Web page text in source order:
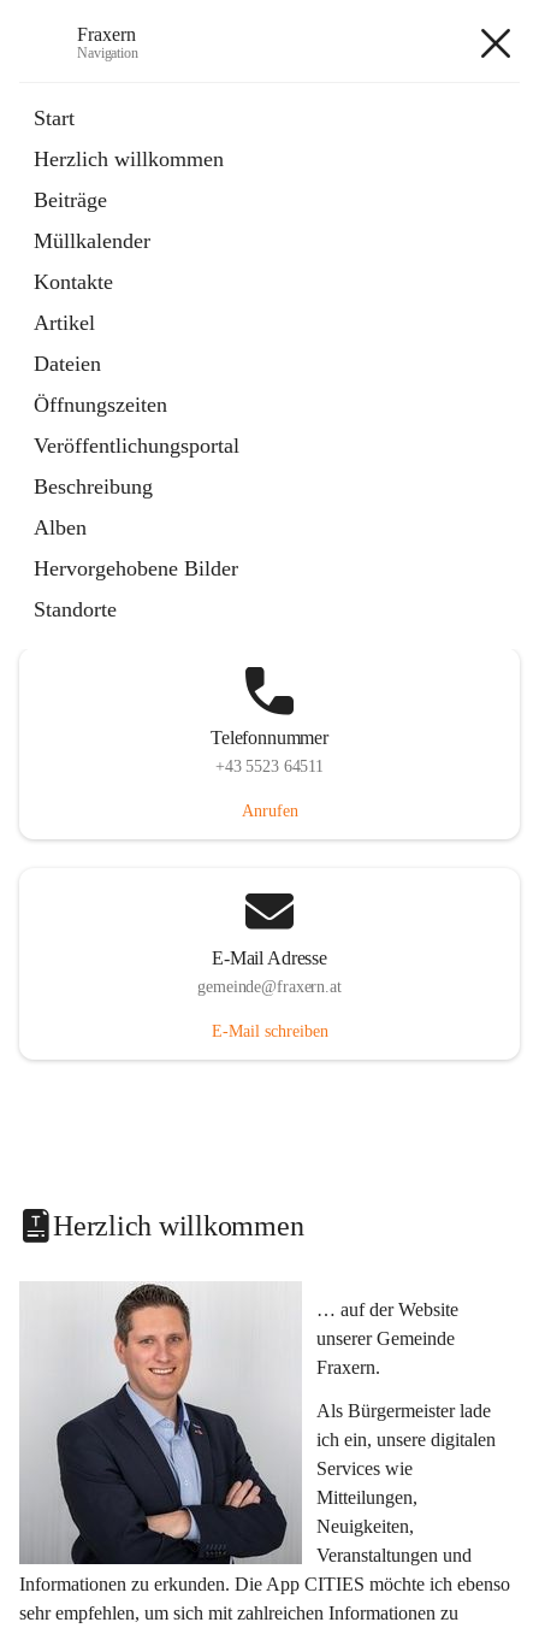
Fraxern
Navigation
Start
Herzlich willkommen
Beiträge
Müllkalender
Kontakte
Artikel
Dateien
Öffnungszeiten
Veröffentlichungsportal
Beschreibung
Alben
Hervorgehobene Bilder
Standorte
Ordner
in
Tab
Formulare
Artikel
öffnet
in
neuem
Tab
Telefonnummer
+43 5523 64511
Anrufen
E-Mail Adresse
gemeinde@fraxern.at
E-Mail schreiben
Herzlich willkommen
… auf der Website
unserer Gemeinde
Fraxern.
Als Bürgermeister lade
ich ein, unsere digitalen
Services wie
Mitteilungen,
Neuigkeiten,
Veranstaltungen und
Informationen zu erkunden. Die App CITIES möchte ich ebenso
sehr empfehlen, um sich mit zahlreichen Informationen zu